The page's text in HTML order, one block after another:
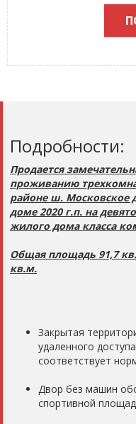
Подробности:
Продается
проживанию
районе ш. Московское
доме 2020 г.п. на
жилого дома класса
Общая площадь 91,7
кв.м.
Закрытая
удаленного
соответствует
Двор без машин
спортивной